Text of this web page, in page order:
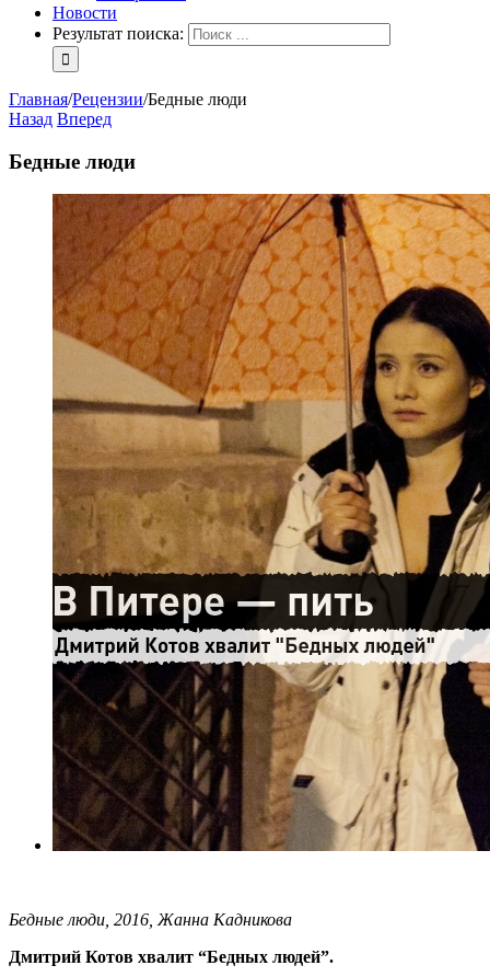
Новости
Результат поиска:
Главная/Рецензии/Бедные люди
Назад Вперед
Бедные люди
Бедные люди, 2016, Жанна Кадникова
Дмитрий Котов хвалит “Бедных людей”.